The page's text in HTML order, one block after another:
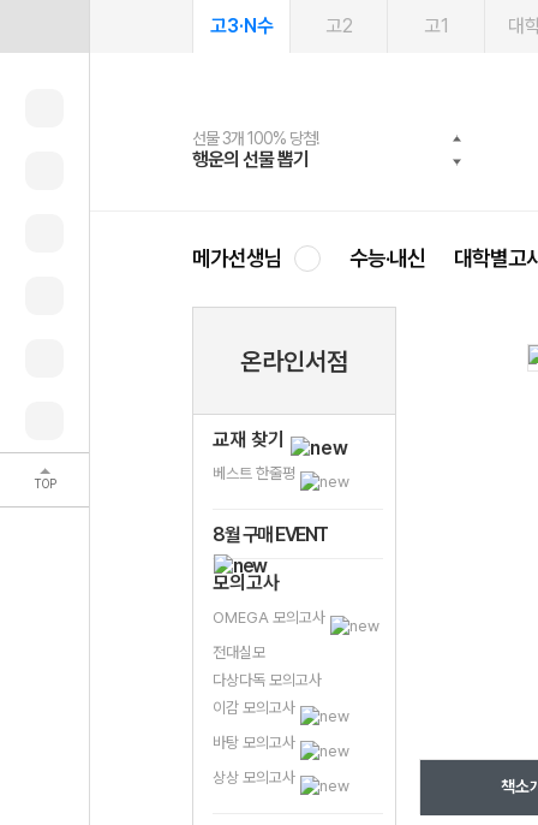
TOP
고3·N수 고2 고1 대
선물 3개 100% 당첨!
행운의 선물 뽑기
선물 100% 증정!
메가스터디 X 올리브
여름방학 스터디 캐시백
메가런 썸머스쿨
2027 러셀 단과
강사 공개선발
스마트러닝앱
설문 EVENT
메가패스
3일 무료 체험권
메가패스 수강생 무료혜택!
메가클럽 멤버십
사회공헌 캠페인
희망이룸 메가나눔
메가선생님 수능·내신 대학별고
온라인서점
교재 찾기
베스트 한줄평
8월 구매 EVENT
모의고사
OMEGA 모의고사
전대실모
다상다독 모의고사
이감 모의고사
바탕 모의고사
상상 모의고사
책소